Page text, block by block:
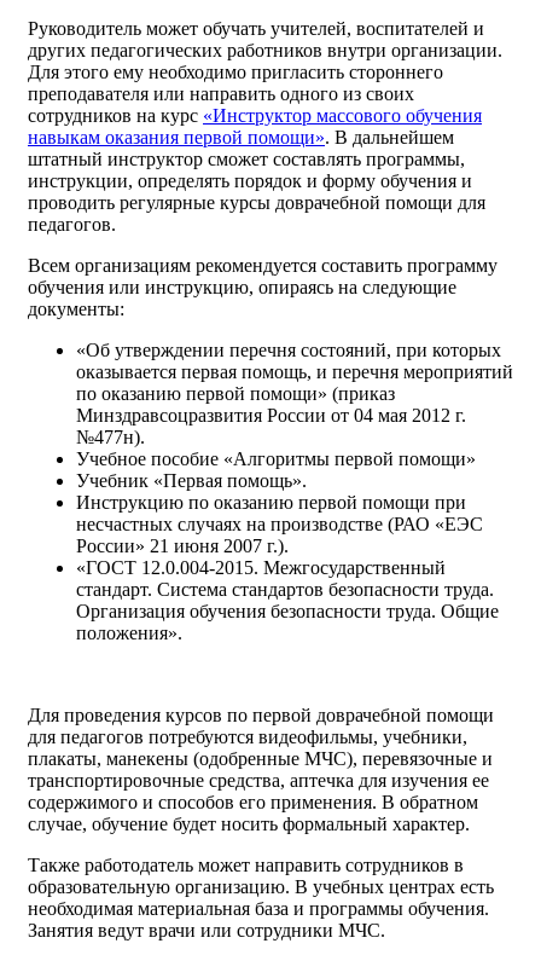
Руководитель может обучать учителей, воспитателей и
других педагогических работников внутри организации.
Для этого ему необходимо пригласить стороннего
преподавателя или направить одного из своих
сотрудников на курс «Инструктор массового обучения
навыкам оказания первой помощи». В дальнейшем
штатный инструктор сможет составлять программы,
инструкции, определять порядок и форму обучения и
проводить регулярные курсы доврачебной помощи для
педагогов.
Всем организациям рекомендуется составить программу
обучения или инструкцию, опираясь на следующие
документы:
«Об утверждении перечня состояний, при которых
оказывается первая помощь, и перечня мероприятий
по оказанию первой помощи» (приказ
Минздравсоцразвития России от 04 мая 2012 г.
№477н).
Учебное пособие «Алгоритмы первой помощи»
Учебник «Первая помощь».
Инструкцию по оказанию первой помощи при
несчастных случаях на производстве (РАО «ЕЭС
России» 21 июня 2007 г.).
«ГОСТ 12.0.004-2015. Межгосударственный
стандарт. Система стандартов безопасности труда.
Организация обучения безопасности труда. Общие
положения».
Для проведения курсов по первой доврачебной помощи
для педагогов потребуются видеофильмы, учебники,
плакаты, манекены (одобренные МЧС), перевязочные и
транспортировочные средства, аптечка для изучения ее
содержимого и способов его применения. В обратном
случае, обучение будет носить формальный характер.
Также работодатель может направить сотрудников в
образовательную организацию. В учебных центрах есть
необходимая материальная база и программы обучения.
Занятия ведут врачи или сотрудники МЧС.